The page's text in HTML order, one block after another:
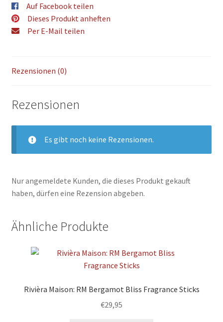
Auf Facebook teilen
Dieses Produkt anheften
Per E-Mail teilen
Rezensionen (0)
Rezensionen
Es gibt noch keine Rezensionen.
Nur angemeldete Kunden, die dieses Produkt gekauft
haben, dürfen eine Rezension abgeben.
Ähnliche Produkte
Rivièra Maison: RM Bergamot Bliss Fragrance Sticks
€29,95